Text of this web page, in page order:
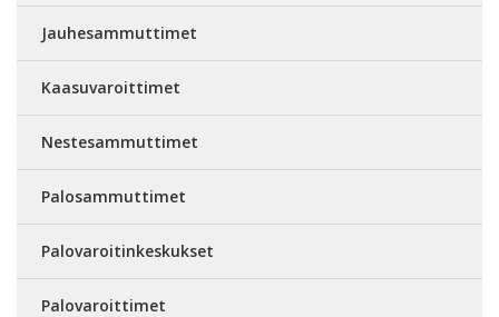
Jauhesammuttimet
Kaasuvaroittimet
Nestesammuttimet
Palosammuttimet
Palovaroitinkeskukset
Palovaroittimet